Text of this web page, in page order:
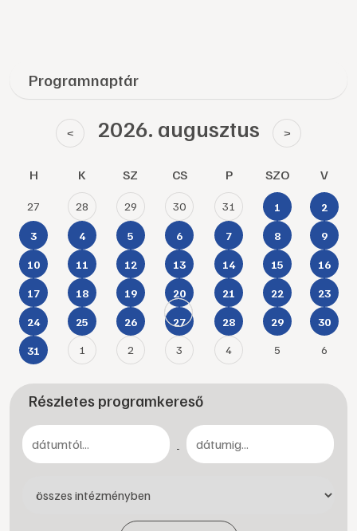
Programnaptár
< 2026. augusztus >
H K SZ CS P SZO V
27 28 29 30 31 1 2
3 4 5 6 7 8 9
10 11 12 13 14 15 16
17 18 19 20 21 22 23
24 25 26 27 28 29 30
31 1 2 3 4 5 6
Részletes programkereső
-